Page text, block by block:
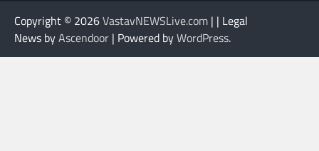
Copyright © 2026VastavNEWSLive.com | | Legal
News byAscendoor | Powered byWordPress.